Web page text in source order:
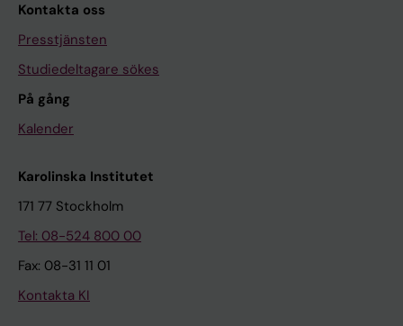
Kontakta oss
Presstjänsten
Studiedeltagare sökes
På gång
Kalender
Karolinska Institutet
171 77 Stockholm
Tel: 08-524 800 00
Fax: 08-31 11 01
Kontakta KI